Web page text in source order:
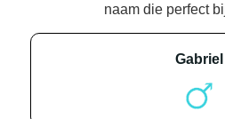
naam die perfect
gabriel